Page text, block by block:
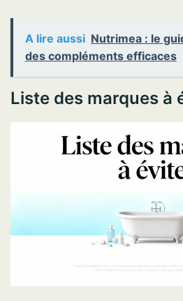
A lire aussi Nutrimea : le
des compléments efficaces
Liste des marques à